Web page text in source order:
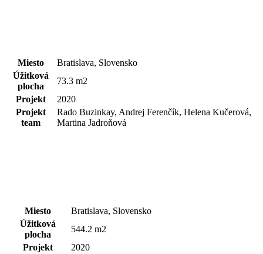
Miesto
Bratislava, Slovensko
Úžitková
plocha
73.3 m2
Projekt
2020
Projekt
team
Rado Buzinkay, Andrej Ferenčík, Helena Kučerová,
Martina Jadroňová
Miesto
Bratislava, Slovensko
Úžitková
plocha
544.2 m2
Projekt
2020